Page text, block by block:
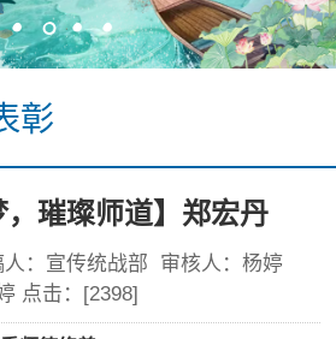
彰
，璀璨师道】郑宏丹
：宣传统战部 审核人：杨婷
点击：[2398]